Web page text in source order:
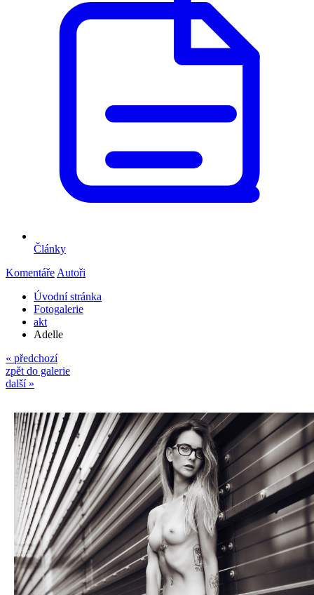
Články
Komentáře Autoři
Úvodní stránka
Fotogalerie
akt
Adelle
« předchozí
zpět do galerie
další »